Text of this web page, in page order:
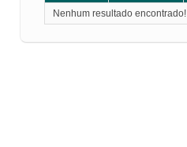
Nenhum resultado encontrado!